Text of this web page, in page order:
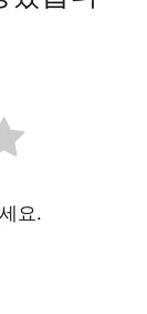
요.